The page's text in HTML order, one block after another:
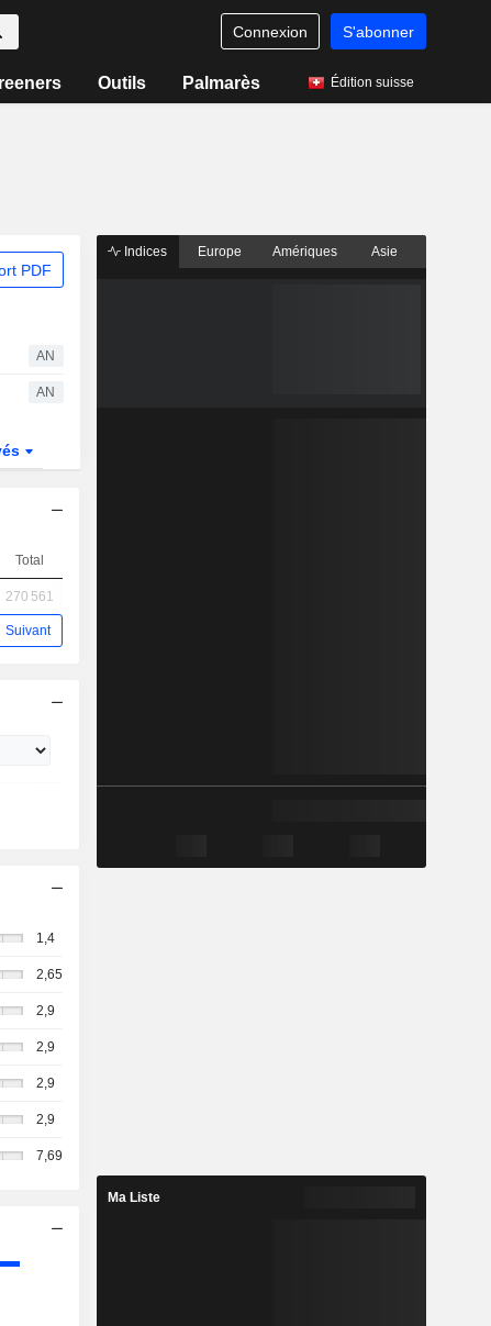
Connexion S'abonner
Outils Palmarès Édition suisse
PDF
AN
AN
Total
270 561
Suivant
1,4
2,65
2,9
2,9
2,9
2,9
7,69
Indices Europe Amériques Asie
Ma Liste